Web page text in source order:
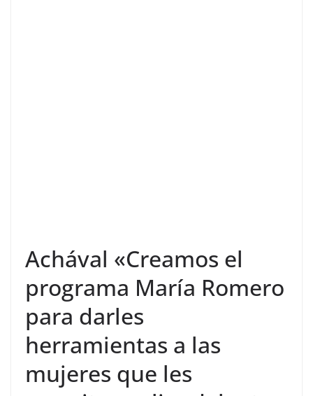
Achával «Creamos el
programa María Romero
para darles
herramientas a las
mujeres que les